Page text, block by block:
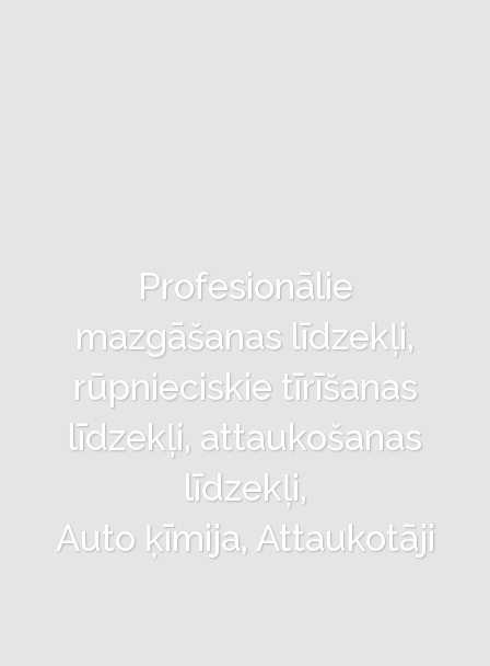
Profesionālie
mazgāšanas līdzekļi,
rūpnieciskie tīrīšanas
līdzekļi, attaukošanas
līdzekļi,
Auto ķīmija, Attaukotāji